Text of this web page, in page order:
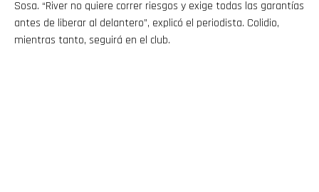
Sosa. “River no quiere correr riesgos y exige todas las garantías
antes de liberar al delantero”, explicó el periodista. Colidio,
mientras tanto, seguirá en el club.